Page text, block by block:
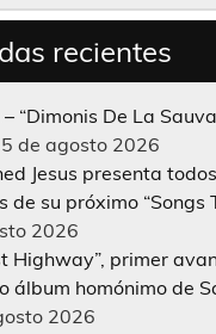
recientes
“Dimonis De La
5 de agosto 2026
Jesus presenta
de su próximo “Songs
2026
Highway”, primer
álbum homónimo de
2026